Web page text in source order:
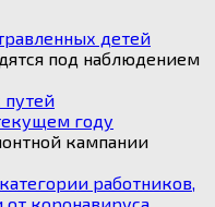
детей
под наблюдением
году
кампании
работников,